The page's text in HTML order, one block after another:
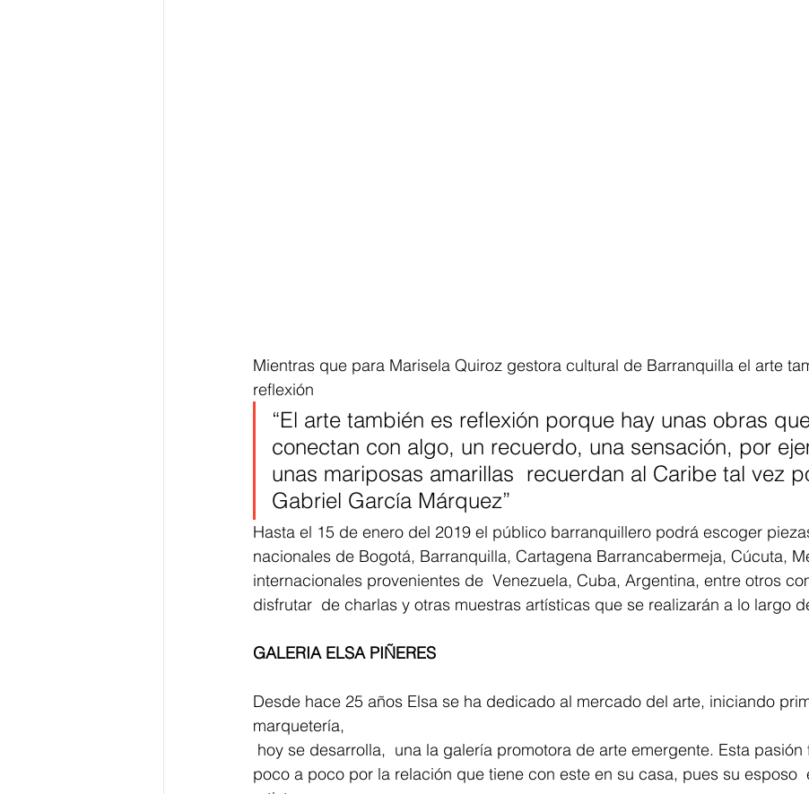
Mientras que para Marisela Quiroz gestora cultural de Barranquilla el arte
reflexión
“El arte también es reflexión porque hay unas obras
conectan con algo, un recuerdo, una sensación, por
unas mariposas amarillas  recuerdan al Caribe tal vez
Gabriel García Márquez”
Hasta el 15 de enero del 2019 el público barranquillero podrá escoger
nacionales de Bogotá, Barranquilla, Cartagena Barrancabermeja, Cúcuta,
internacionales provenientes de  Venezuela, Cuba, Argentina, entre otros
disfrutar  de charlas y otras muestras artísticas que se realizarán a lo largo
GALERIA ELSA PIÑERES
Desde hace 25 años Elsa se ha dedicado al mercado del arte, iniciando
marquetería,
poco a poco por la relación que tiene con este en su casa, pues su esposo